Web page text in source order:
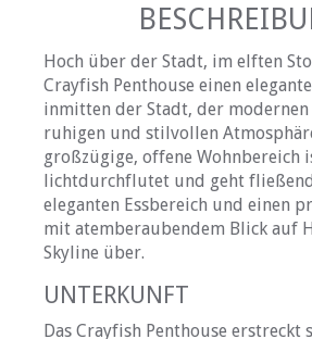
Hoch über der Stadt, im elften
Crayfish Penthouse einen
inmitten der Stadt, der
ruhigen und stilvollen
großzügige, offene Wohnbereich
lichtdurchflutet und geht
eleganten Essbereich und einen
mit atemberaubendem Blick auf
Skyline über.
UNTERKUNFT
Das Crayfish Penthouse erstreckt